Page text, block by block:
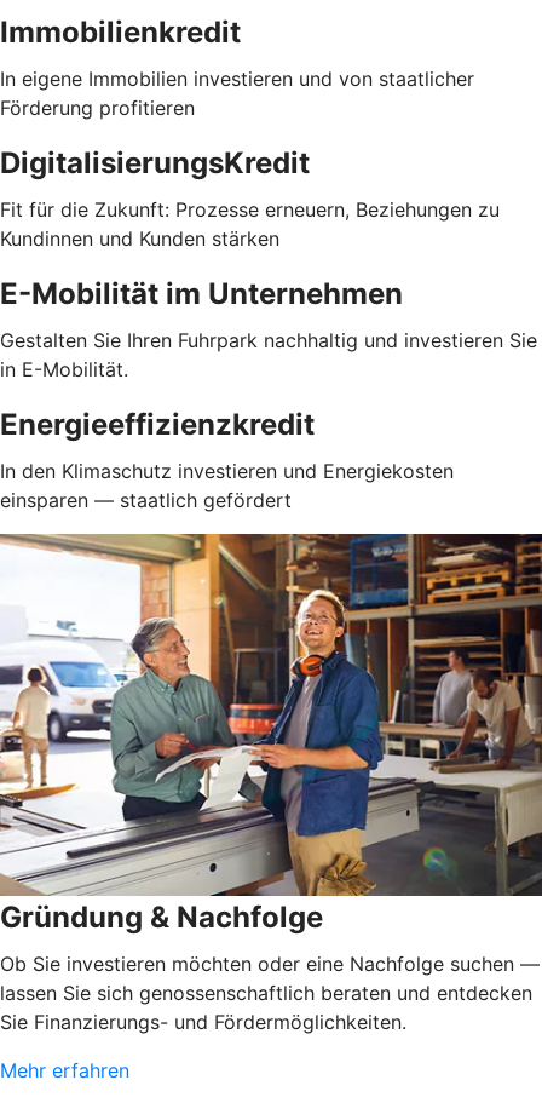
Immobilienkredit
In eigene Immobilien investieren und von staatlicher
Förderung profitieren
DigitalisierungsKredit
Fit für die Zukunft: Prozesse erneuern, Beziehungen zu
Kundinnen und Kunden stärken
E-Mobilität im Unternehmen
Gestalten Sie Ihren Fuhrpark nachhaltig und investieren Sie
in E-Mobilität.
Energieeffizienzkredit
In den Klimaschutz investieren und Energiekosten
einsparen — staatlich gefördert
Gründung & Nachfolge
Ob Sie investieren möchten oder eine Nachfolge suchen —
lassen Sie sich genossenschaftlich beraten und entdecken
Sie Finanzierungs- und Fördermöglichkeiten.
Mehr erfahren